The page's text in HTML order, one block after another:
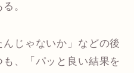
。
んじゃないか」などの後
、「パッと良い結果を